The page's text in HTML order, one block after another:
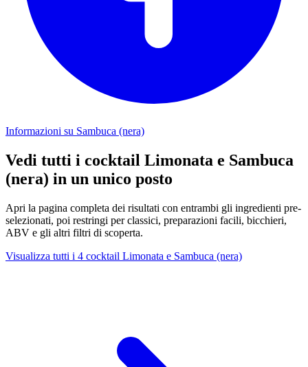
Informazioni su Sambuca (nera)
Vedi tutti i cocktail Limonata e Sambuca
(nera) in un unico posto
Apri la pagina completa dei risultati con entrambi gli ingredienti pre-
selezionati, poi restringi per classici, preparazioni facili, bicchieri,
ABV e gli altri filtri di scoperta.
Visualizza tutti i 4 cocktail Limonata e Sambuca (nera)